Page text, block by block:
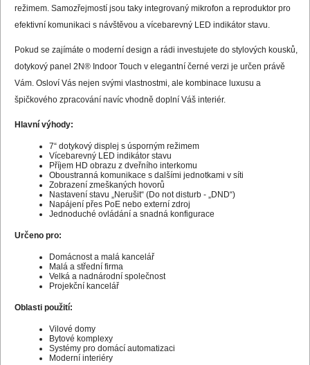
režimem. Samozřejmostí jsou taky integrovaný mikrofon a reproduktor pro
efektivní komunikaci s návštěvou a vícebarevný LED indikátor stavu.
Pokud se zajímáte o moderní design a rádi investujete do stylových kousků,
dotykový panel 2N® Indoor Touch v elegantní černé verzi je určen právě
Vám. Osloví Vás nejen svými vlastnostmi, ale kombinace luxusu a
špičkového zpracování navíc vhodně doplní Váš interiér.
Hlavní výhody:
7“ dotykový displej s úsporným režimem
Vícebarevný LED indikátor stavu
Příjem HD obrazu z dveřního interkomu
Oboustranná komunikace s dalšími jednotkami v síti
Zobrazení zmeškaných hovorů
Nastavení stavu „Nerušit“ (Do not disturb - „DND“)
Napájení přes PoE nebo externí zdroj
Jednoduché ovládání a snadná konfigurace
Určeno pro:
Domácnost a malá kancelář
Malá a střední firma
Velká a nadnárodní společnost
Projekční kancelář
Oblasti použití:
Vilové domy
Bytové komplexy
Systémy pro domácí automatizaci
Moderní interiéry